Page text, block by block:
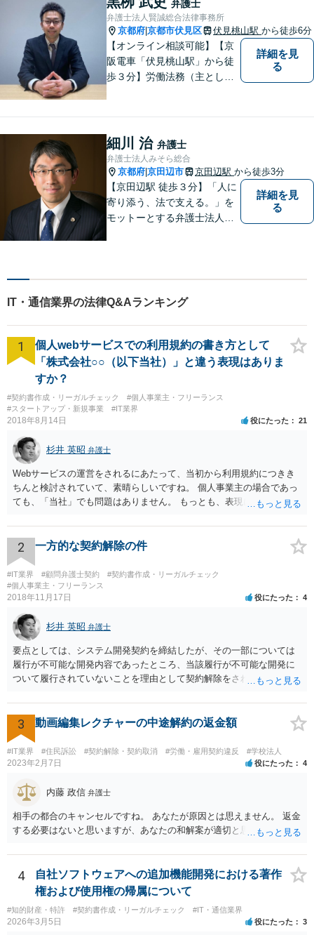
対応可能。【休日・夜間対応
可】
弁護士
弁護士法人賢誠総合法律事務所
京都府 京都市伏見区 伏見桃山駅 から徒歩6分
【オンライン相談可能】【京
阪電車「伏見桃山駅」から徒
歩３分】労働法務（主として
件、建築事件などの幅広い分
野でも経験を積んでおりま
す。お気軽にご相談くださ
い。
詳細を見
る
細川 治 弁護士
弁護士法人みそら総合
京都府 京田辺市 京田辺駅 から徒歩3分
【京田辺駅 徒歩３分】「人に
寄り添う、法で支える。」を
モットーとする弁護士法人で
詳細を見
る
IT・通信業界の法律Q&Aランキング
1
個人webサービスでの利用規約の書き方として
「株式会社○○（以下当社）」と違う表現はありま
すか？
#契約書作成・リーガルチェック
#個人事業主・フリーランス
#スタートアップ・新規事業
#IT業界
2018年8月14日 役にたった 21
杉井 英昭 弁護士
Webサービスの運営をされるにあたって、当初から利用規約につきき
ちんと検討されていて、素晴らしいですね。 個人事業主の場合であっ
ても、「当社」でも問題はありません。 もっとも、表現に違和感があ
さんが「ABCウェブサービス」の屋号で事業を運営する際には、「当
社」の代わりに「ABCウェブサービス」とか「ABCWS」を使う等で
す。
2 一方的な契約解除の件
#IT業界 #顧問弁護士契約
#契約書作成・リーガルチェック
#個人事業主・フリーランス
2018年11月17日 役にたった 4
杉井 英昭 弁護士
要点としては、システム開発契約を締結したが、その一部については
履行が不可能な開発内容であったところ、当該履行が不可能な開発に
ついて履行されていないことを理由として契約解除をされた。そこ
いうご質問であると理解しました。 まず、「物理的にできない開発で
一方的に契約不履行のように伝えられ」とのことですが、「物理的に
できない」と真に言えるのかどうか、なぜ「物理的にできない開発」
を請け負うことになったのかが問題です。 もし、「物理的にできな
い」という意味が、単に「契約に記載された納期では間に合わない」
ですから、契約解除は有効です。 「物理的にできない」が、そもそも
そのような開発は理論的に不可能（例えば、タイムマシンを作るとい
う契約等）であれば、契約自体が無効になる可能性があります。 いず
れの場合であっても、結局は、上記の「物理的にできない」部分を除
分だけでどれくらいの価値があるのか、が問題になります。 一般論は
以上で、より個別的なお話は、詳しい契約内容や開発内容を知る必要
と思います。
3 動画編集レクチャーの中途解約の返金額
#IT業界 #住民訴訟 #契約解除・契約取消 #労働・雇用契約違反 #学校法人
2023年2月7日 役にたった 4
内藤 政信 弁護士
相手の都合のキャンセルですね。 あなたが原因とは思えません。 返金
する必要はないと思いますが、あなたの和解案が適切と思います。
4
自社ソフトウェアへの追加機能開発における著作
権および使用権の帰属について
#知的財産・特許 #契約書作成・リーガルチェック #IT・通信業界
2026年3月5日 役にたった 3